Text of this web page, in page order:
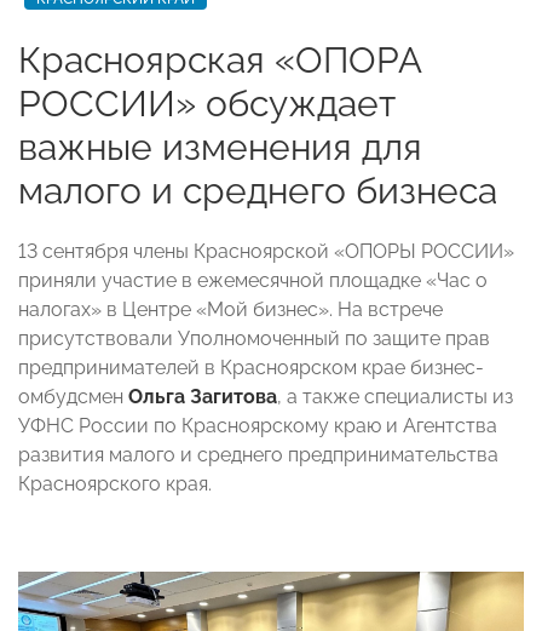
Красноярская «ОПОРА
РОССИИ» обсуждает
важные изменения для
малого и среднего бизнеса
13 сентября члены Красноярской «ОПОРЫ РОССИИ»
приняли участие в ежемесячной площадке «Час о
налогах» в Центре «Мой бизнес». На встрече
присутствовали Уполномоченный по защите прав
предпринимателей в Красноярском крае бизнес-
омбудсмен Ольга Загитова, а также специалисты из
УФНС России по Красноярскому краю и Агентства
развития малого и среднего предпринимательства
Красноярского края.